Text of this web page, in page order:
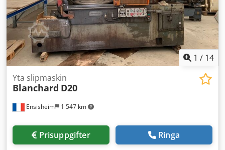
Slipspindelvarvtal: 1000–2500 varv/min 13. Diameter på ny
slipskiva: 400 mm 14. Diameter på förbrukad slipskiva: 250
mm 15. Fästhål för slipskiva: 127 mm 16.
Nominell/maximal slipskivebredd: 50 mm
1 / 14
Ensisheim 1 547 km
Yta slipmaskin
Blanchard D20
Prisuppgifter Ringa